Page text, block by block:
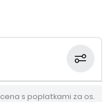
cena s poplatkami za os.